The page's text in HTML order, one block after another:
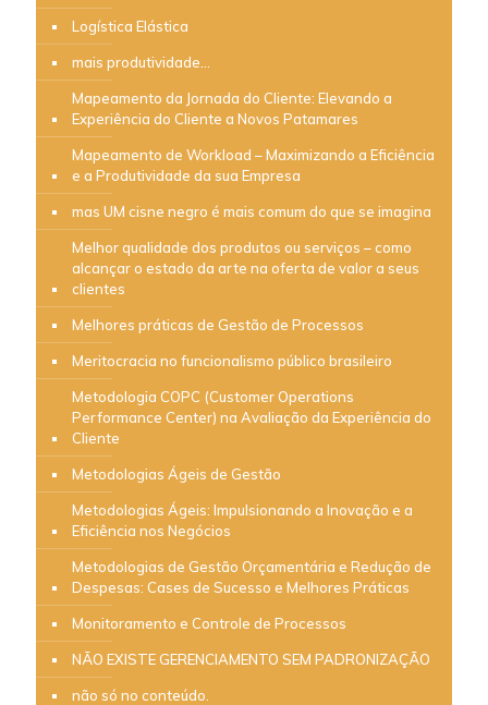
Logística Elástica
mais produtividade…
Mapeamento da Jornada do Cliente: Elevando a
Experiência do Cliente a Novos Patamares
Mapeamento de Workload – Maximizando a Eficiência
e a Produtividade da sua Empresa
mas UM cisne negro é mais comum do que se imagina
Melhor qualidade dos produtos ou serviços – como
alcançar o estado da arte na oferta de valor a seus
clientes
Melhores práticas de Gestão de Processos
Meritocracia no funcionalismo público brasileiro
Metodologia COPC (Customer Operations
Performance Center) na Avaliação da Experiência do
Cliente
Metodologias Ágeis de Gestão
Metodologias Ágeis: Impulsionando a Inovação e a
Eficiência nos Negócios
Metodologias de Gestão Orçamentária e Redução de
Despesas: Cases de Sucesso e Melhores Práticas
Monitoramento e Controle de Processos
NÃO EXISTE GERENCIAMENTO SEM PADRONIZAÇÃO
não só no conteúdo.